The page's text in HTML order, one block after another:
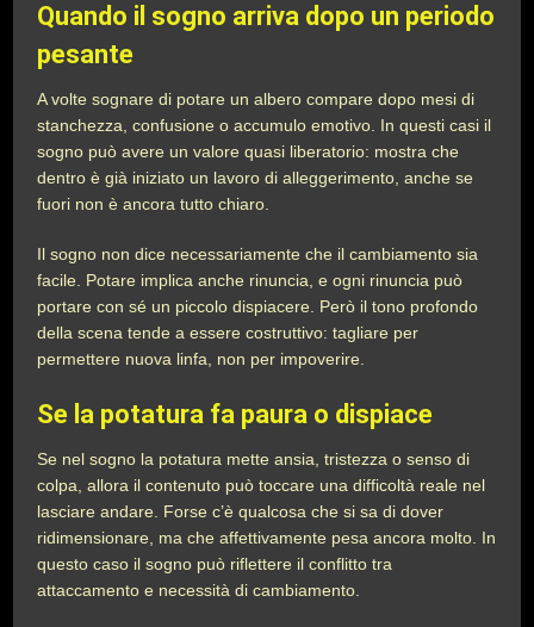
Quando il sogno arriva dopo un periodo
pesante
A volte sognare di potare un albero compare dopo mesi di
stanchezza, confusione o accumulo emotivo. In questi casi il
sogno può avere un valore quasi liberatorio: mostra che
dentro è già iniziato un lavoro di alleggerimento, anche se
fuori non è ancora tutto chiaro.
Il sogno non dice necessariamente che il cambiamento sia
facile. Potare implica anche rinuncia, e ogni rinuncia può
portare con sé un piccolo dispiacere. Però il tono profondo
della scena tende a essere costruttivo: tagliare per
permettere nuova linfa, non per impoverire.
Se la potatura fa paura o dispiace
Se nel sogno la potatura mette ansia, tristezza o senso di
colpa, allora il contenuto può toccare una difficoltà reale nel
lasciare andare. Forse c’è qualcosa che si sa di dover
ridimensionare, ma che affettivamente pesa ancora molto. In
questo caso il sogno può riflettere il conflitto tra
attaccamento e necessità di cambiamento.